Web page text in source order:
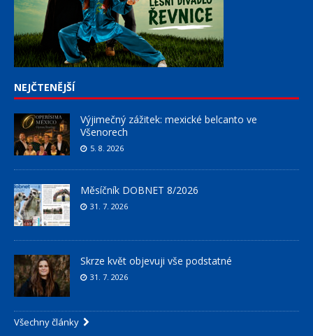
NEJČTENĚJŠÍ
Výjimečný zážitek: mexické belcanto ve
Všenorech
5. 8. 2026
Měsíčník DOBNET 8/2026
31. 7. 2026
Skrze květ objevuji vše podstatné
31. 7. 2026
Všechny články